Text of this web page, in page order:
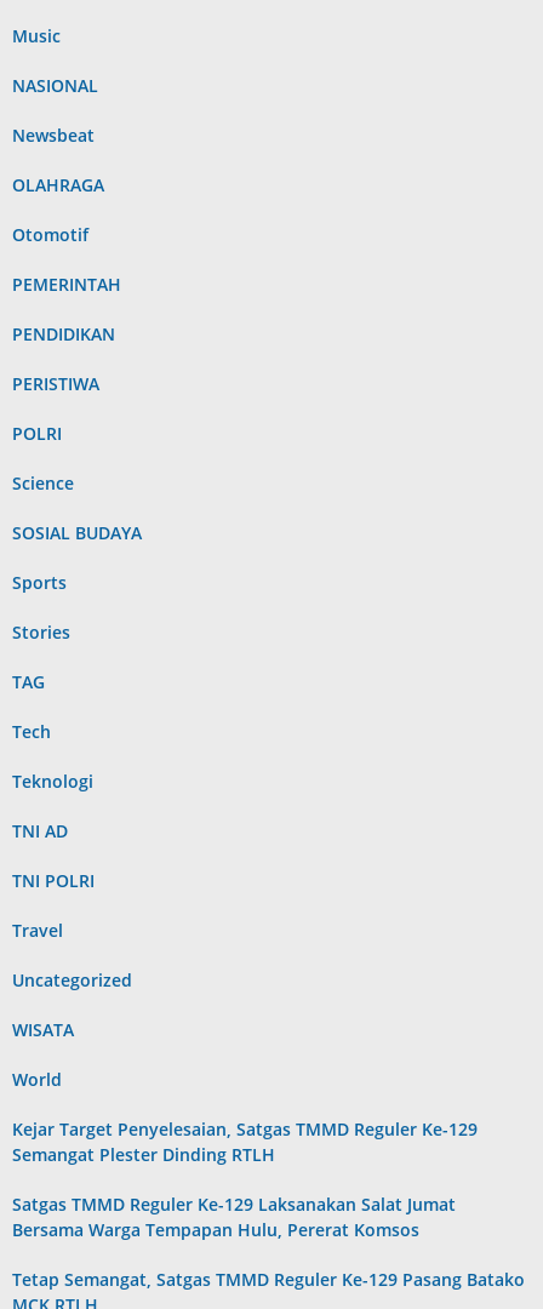
Music
NASIONAL
Newsbeat
OLAHRAGA
Otomotif
PEMERINTAH
PENDIDIKAN
PERISTIWA
POLRI
Science
SOSIAL BUDAYA
Sports
Stories
TAG
Tech
Teknologi
TNI AD
TNI POLRI
Travel
Uncategorized
WISATA
World
Kejar Target Penyelesaian, Satgas TMMD Reguler Ke-129
Semangat Plester Dinding RTLH
Satgas TMMD Reguler Ke-129 Laksanakan Salat Jumat
Bersama Warga Tempapan Hulu, Pererat Komsos
Tetap Semangat, Satgas TMMD Reguler Ke-129 Pasang Batako